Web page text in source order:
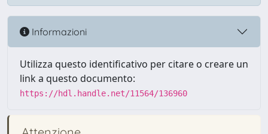
Informazioni
Utilizza questo identificativo per citare o creare un
link a questo documento:
https://hdl.handle.net/11564/136960